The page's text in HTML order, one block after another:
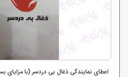
اعطای نمایندگی ذغال بی دردسر (با مزایای